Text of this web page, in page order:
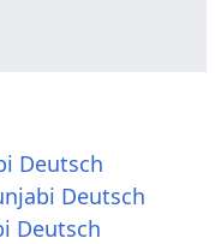
Deutsch
Deutsch
Deutsch